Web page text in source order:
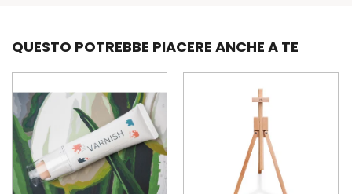
QUESTO POTREBBE PIACERE ANCHE A TE